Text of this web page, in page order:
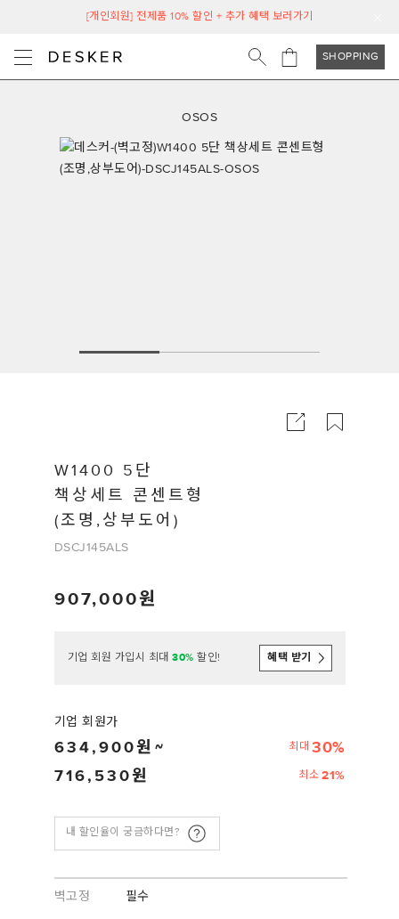
[개인회원] 전제품 10% 할인 + 추가 혜택 보러가기
SHOPPING
OSOS
W1400 5단
책상세트 콘센트형
(조명,상부도어)
DSCJ145ALS
907,000
기업 회원 가입시 최대 30% 할인! 혜택 받기
기업 회원가
634,900 최대 30%
716,530
최소 21%
내 할인율이 궁금하다면?
벽고정 필수